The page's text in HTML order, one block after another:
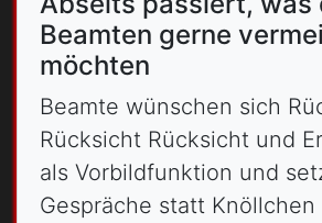
Beamten gerne
möchten
Beamte wünschen sich
Rücksicht Rücksicht und
als Vorbildfunktion und
Gespräche statt